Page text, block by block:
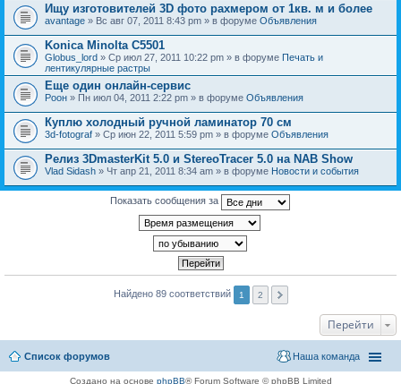
Ищу изготовителей 3D фото рахмером от 1кв. м и более
avantage » Вс авг 07, 2011 8:43 pm » в форуме Объявления
Konica Minolta C5501
Globus_lord » Ср июл 27, 2011 10:22 pm » в форуме Печать и
лентикулярные растры
Еще один онлайн-сервис
Pоон » Пн июл 04, 2011 2:22 pm » в форуме Объявления
Куплю холодный ручной ламинатор 70 см
3d-fotograf » Ср июн 22, 2011 5:59 pm » в форуме Объявления
Релиз 3DmasterKit 5.0 и StereoTracer 5.0 на NAB Show
Vlad Sidash » Чт апр 21, 2011 8:34 am » в форуме Новости и события
Показать сообщения за
Найдено 89 соответствий 1 2
Перейти
Список форумов Наша команда
Создано на основе phpBB® Forum Software © phpBB Limited